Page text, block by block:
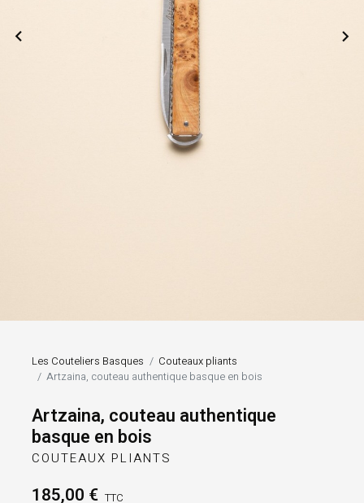
 
Les Couteliers Basques
Couteaux pliants
Artzaina, couteau authentique basque en bois
Artzaina, couteau authentique
basque en bois
COUTEAUX PLIANTS
185,00 € TTC